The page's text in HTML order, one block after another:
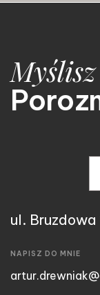
ul. Bruzdowa
NAPISZ DO MNIE